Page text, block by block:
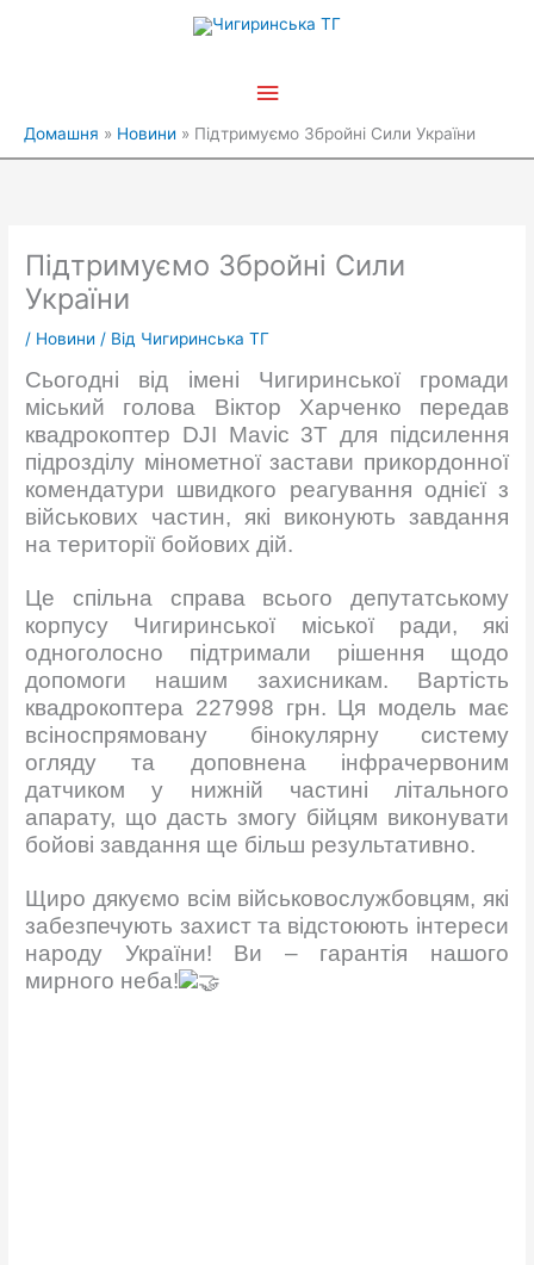
Головне
Домашня Новини Підтримуємо Збройні Сили України
Підтримуємо Збройні Сили
України
/ Новини / Від Чигиринська ТГ
Сьогодні від імені Чигиринської громади
міський голова Віктор Харченко передав
квадрокоптер DJI Mavic 3T для підсилення
підрозділу мінометної застави прикордонної
комендатури швидкого реагування однієї з
військових частин, які виконують завдання
на території бойових дій.
Це спільна справа всього депутатському
корпусу Чигиринської міської ради, які
одноголосно підтримали рішення щодо
допомоги нашим захисникам. Вартість
квадрокоптера 227998 грн. Ця модель має
всіноспрямовану бінокулярну систему
огляду та доповнена інфрачервоним
датчиком у нижній частині літального
апарату, що дасть змогу бійцям виконувати
бойові завдання ще більш результативно.
Щиро дякуємо всім військовослужбовцям, які
забезпечують захист та відстоюють інтереси
народу України! Ви – гарантія нашого
мирного неба!